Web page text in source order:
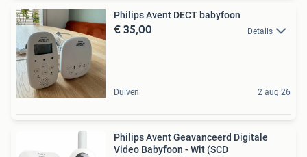
Philips Avent DECT babyfoon
€ 35,00 Details
Duiven 2 aug 26
Philips Avent Geavanceerd Digitale
Video Babyfoon - Wit (SCD